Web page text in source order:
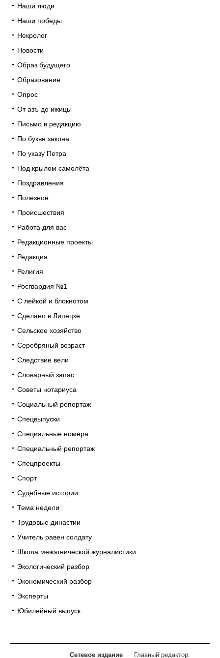
Наши люди
Наши победы
Некролог
Новости
Образ будущего
Образование
Опрос
От азъ до ижицы
Письмо в редакцию
По букве закона
По указу Петра
Под крылом самолёта
Поздравления
Полезное
Происшествия
Работа для вас
Редакционные проекты
Редакция
Религия
Росгвардия №1
С лейкой и блокнотом
Сделано в Липецке
Сельское хозяйство
Серебряный возраст
Следствие вели
Словарный запас
Советы нотариуса
Социальный репортаж
Спецвыпуски
Специальные номера
Специальный репортаж
Спецпроекты
Спорт
Судебные истории
Тема недели
Трудовые династии
Учитель равен солдату
Школа межэтнической журналистики
Экологический разбор
Экономический разбор
Эксперты
Юбилейный выпуск
Сетевое издание Главный редактор: